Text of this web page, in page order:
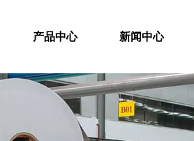
产品中心 新闻中心